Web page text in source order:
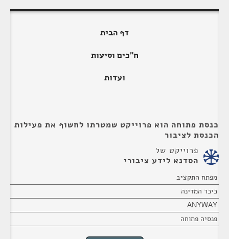
דף הבית
ח"כים וסיעות
ועדות
כנסת פתוחה הוא פרוייקט שמטרתו לחשוף את פעילות
הכנסת לציבור
פרוייקט של
הסדנא לידע ציבורי
מפתח התקציב
כיכר המדינה
ANYWAY
פנסיה פתוחה